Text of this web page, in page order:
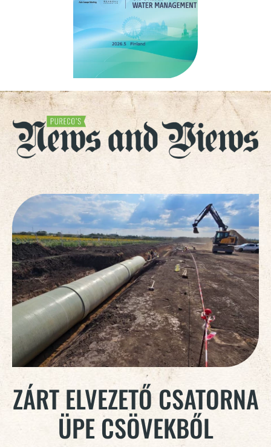
ZÁRT ELVEZETŐ CSATORNA
ÜPE CSÖVEKBŐL